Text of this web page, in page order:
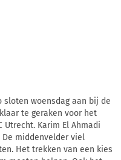
sloten woensdag aan bij de
te geraken voor het
Utrecht. Karim El Ahmadi
middenvelder viel
Het trekken van een kies